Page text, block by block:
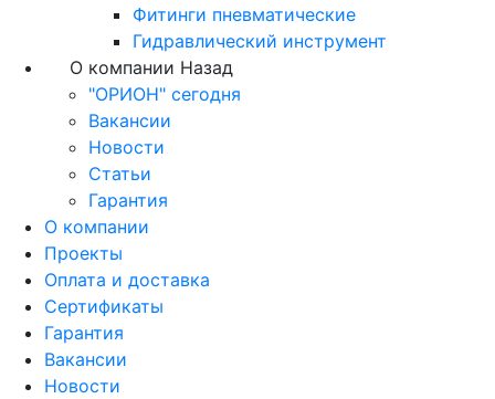
Фитинги пневматические
Гидравлический инструмент
О компании Назад
"ОРИОН" сегодня
Вакансии
Новости
Статьи
Гарантия
О компании
Проекты
Оплата и доставка
Сертификаты
Гарантия
Вакансии
Новости